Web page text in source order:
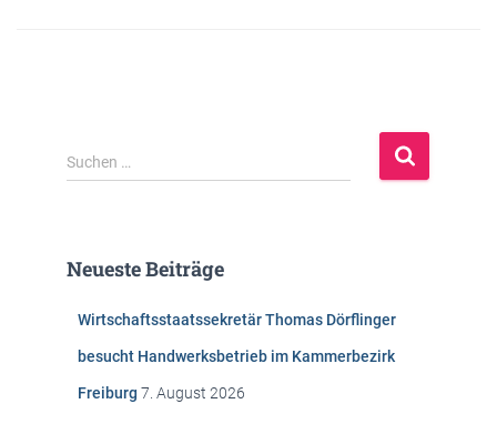
S
u
n
Suchen …
Neueste Beiträge
Wirtschaftsstaatssekretär Thomas Dörflinger
besucht Handwerksbetrieb im Kammerbezirk
Freiburg 7. August 2026